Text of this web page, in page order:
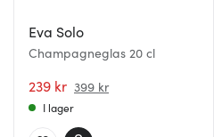
Eva Solo
Champagneglas 20 cl
239 kr 399 kr
I lager